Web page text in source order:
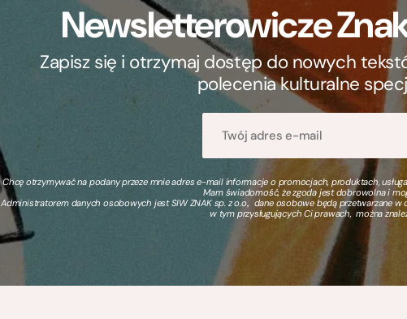
Newsletterowicze
Zapisz się i otrzymaj dostęp do nowych
polecenia kulturalne
Chcę otrzymywać na podany przeze mnie adres e-mail informacje o promocjach, produktach,
Mam świadomość, że zgoda jest dobrowolna i
Administratorem danych osobowych jest SIW ZNAK sp. z o.o., dane osobowe będą przetwarzane
w tym przysługujących Ci prawach, można